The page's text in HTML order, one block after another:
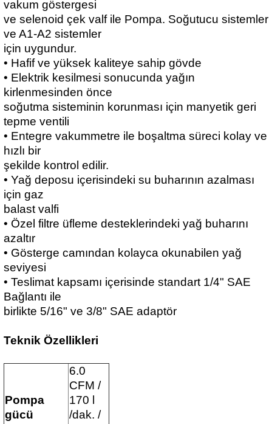
vakum göstergesi
ve selenoid çek valf ile Pompa. Soğutucu sistemler
ve A1-A2 sistemler
için uygundur.
• Hafif ve yüksek kaliteye sahip gövde
• Elektrik kesilmesi sonucunda yağın
kirlenmesinden önce
soğutma sisteminin korunması için manyetik geri
tepme ventili
• Entegre vakummetre ile boşaltma süreci kolay ve
hızlı bir
şekilde kontrol edilir.
• Yağ deposu içerisindeki su buharının azalması
için gaz
balast valfi
• Özel filtre üfleme desteklerindeki yağ buharını
azaltır
• Gösterge camından kolayca okunabilen yağ
seviyesi
• Teslimat kapsamı içerisinde standart 1/4" SAE
Bağlantı ile
birlikte 5/16" ve 3/8" SAE adaptör
Teknik Özellikleri
Pompa
gücü
6.0
CFM /
170 l
/dak. /